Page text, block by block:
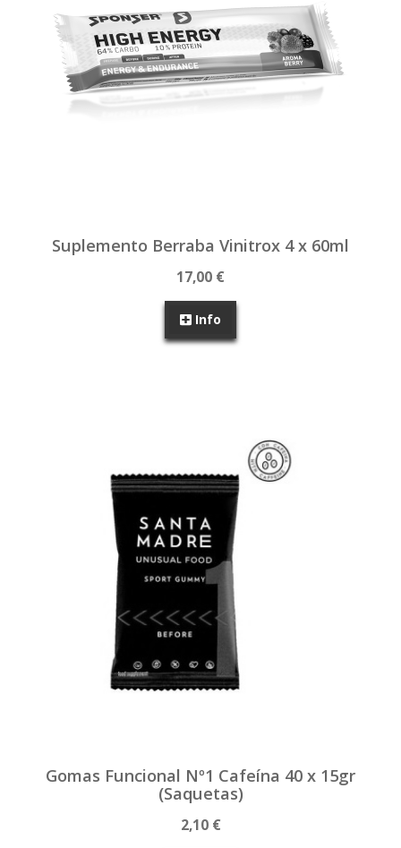
Suplemento Berraba Vinitrox 4 x 60ml
17,00 €
Info
Gomas Funcional Nº1 Cafeína 40 x 15gr
(Saquetas)
2,10 €